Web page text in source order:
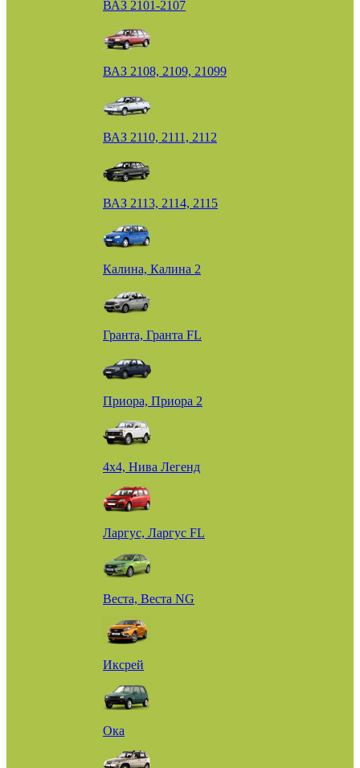
ВАЗ 2101-2107
ВАЗ 2108, 2109, 21099
ВАЗ 2110, 2111, 2112
ВАЗ 2113, 2114, 2115
Калина, Калина 2
Гранта, Гранта FL
Приора, Приора 2
4х4, Нива Легенд
Ларгус, Ларгус FL
Веста, Веста NG
Иксрей
Ока